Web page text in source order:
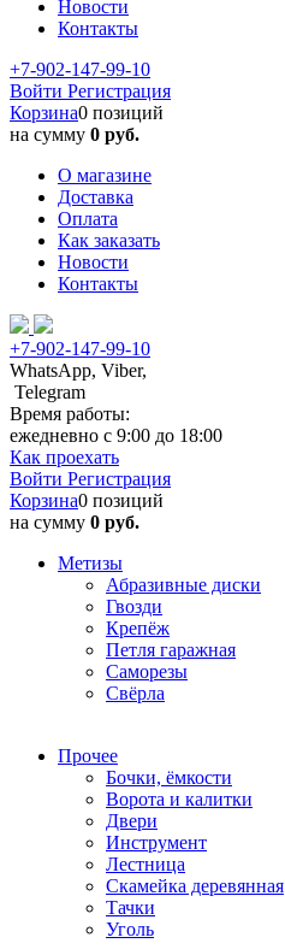
Новости
Контакты
+7-902-147-99-10
Войти Регистрация
Корзина0 позиций
на сумму 0 руб.
О магазине
Доставка
Оплата
Как заказать
Новости
Контакты
+7-902-147-99-10
WhatsApp, Viber,
Telegram
Время работы:
ежедневно с 9:00 до 18:00
Как проехать
Войти Регистрация
Корзина0 позиций
на сумму 0 руб.
Метизы
Абразивные диски
Гвозди
Крепёж
Петля гаражная
Саморезы
Свёрла
Прочее
Бочки, ёмкости
Ворота и калитки
Двери
Инструмент
Лестница
Скамейка деревянная
Тачки
Уголь